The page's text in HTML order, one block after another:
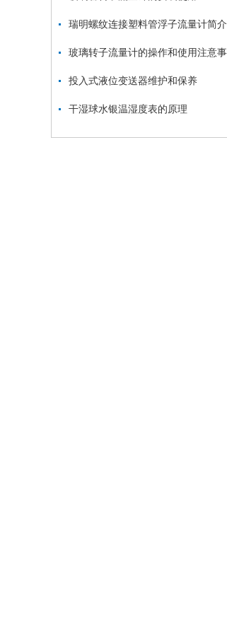
瑞明螺纹连接塑料管浮子流量计简介
投入式液位变送器维护和保养
干湿球水银温湿度表的原理